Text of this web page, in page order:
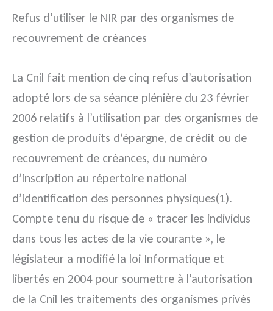
Refus d’utiliser le NIR par des organismes de
recouvrement de créances
La Cnil fait mention de cinq refus d’autorisation
adopté lors de sa séance plénière du 23 février
2006 relatifs à l’utilisation par des organismes de
gestion de produits d’épargne, de crédit ou de
recouvrement de créances, du numéro
d’inscription au répertoire national
d’identification des personnes physiques(1).
Compte tenu du risque de « tracer les individus
dans tous les actes de la vie courante », le
législateur a modifié la loi Informatique et
libertés en 2004 pour soumettre à l’autorisation
de la Cnil les traitements des organismes privés